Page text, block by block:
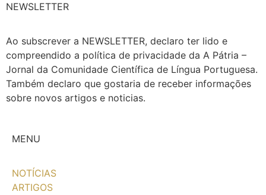
NEWSLETTER
Ao subscrever a NEWSLETTER, declaro ter lido e
compreendido a política de privacidade da A Pátria –
Jornal da Comunidade Científica de Língua Portuguesa.
Também declaro que gostaria de receber informações
sobre novos artigos e noticias.
MENU
NOTÍCIAS
ARTIGOS